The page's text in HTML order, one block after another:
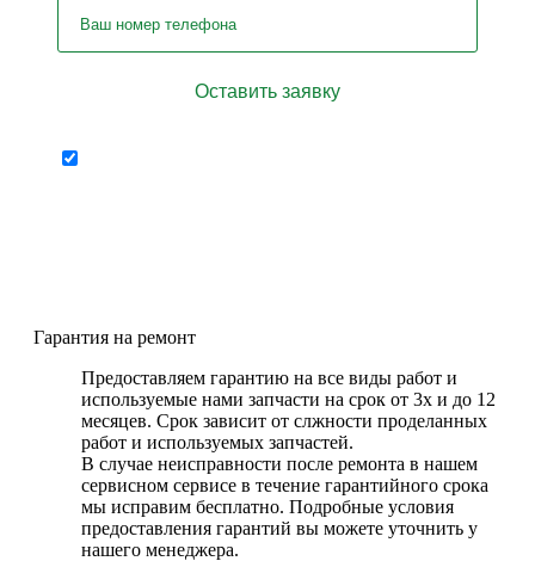
Гарантия на ремонт
Предоставляем гарантию на все виды работ и
используемые нами запчасти на срок от 3х и до 12
месяцев. Срок зависит от слжности проделанных
работ и используемых запчастей.
В случае неисправности после ремонта в нашем
сервисном сервисе в течение гарантийного срока
мы исправим бесплатно. Подробные условия
предоставления гарантий вы можете уточнить у
нашего менеджера.